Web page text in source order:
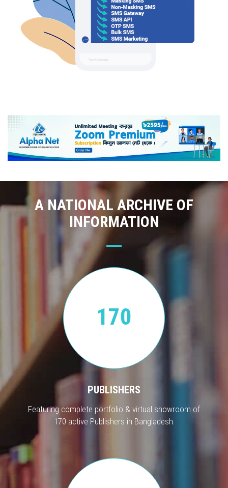
A NATIONAL ARCHIVE OF
INFORMATION
170
PUBLISHERS
Featuring complete portfolio & virtual showroom of
170 active Publishers in Bangladesh.